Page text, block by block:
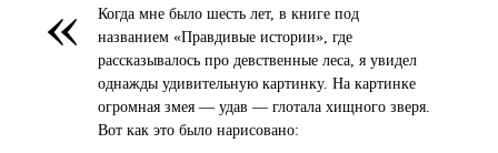
«
Когда мне было шесть лет, в книге под
названием «Правдивые истории», где
рассказывалось про девственные леса, я увидел
однажды удивительную картинку. На картинке
огромная змея — удав — глотала хищного зверя.
Вот как это было нарисовано: